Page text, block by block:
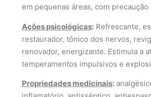
em pequenas áreas, com precaução
Ações psicológicas: Refrescante,
restaurador, tônico dos nervos,
renovador, energizante. Estimula a
temperamentos impulsivos e
Propriedades medicinais: